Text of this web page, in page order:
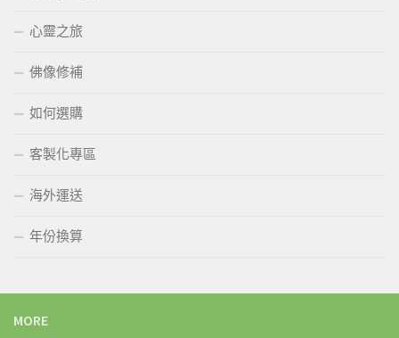
心靈之旅
佛像修補
如何選購
客製化專區
海外運送
年份換算
MORE